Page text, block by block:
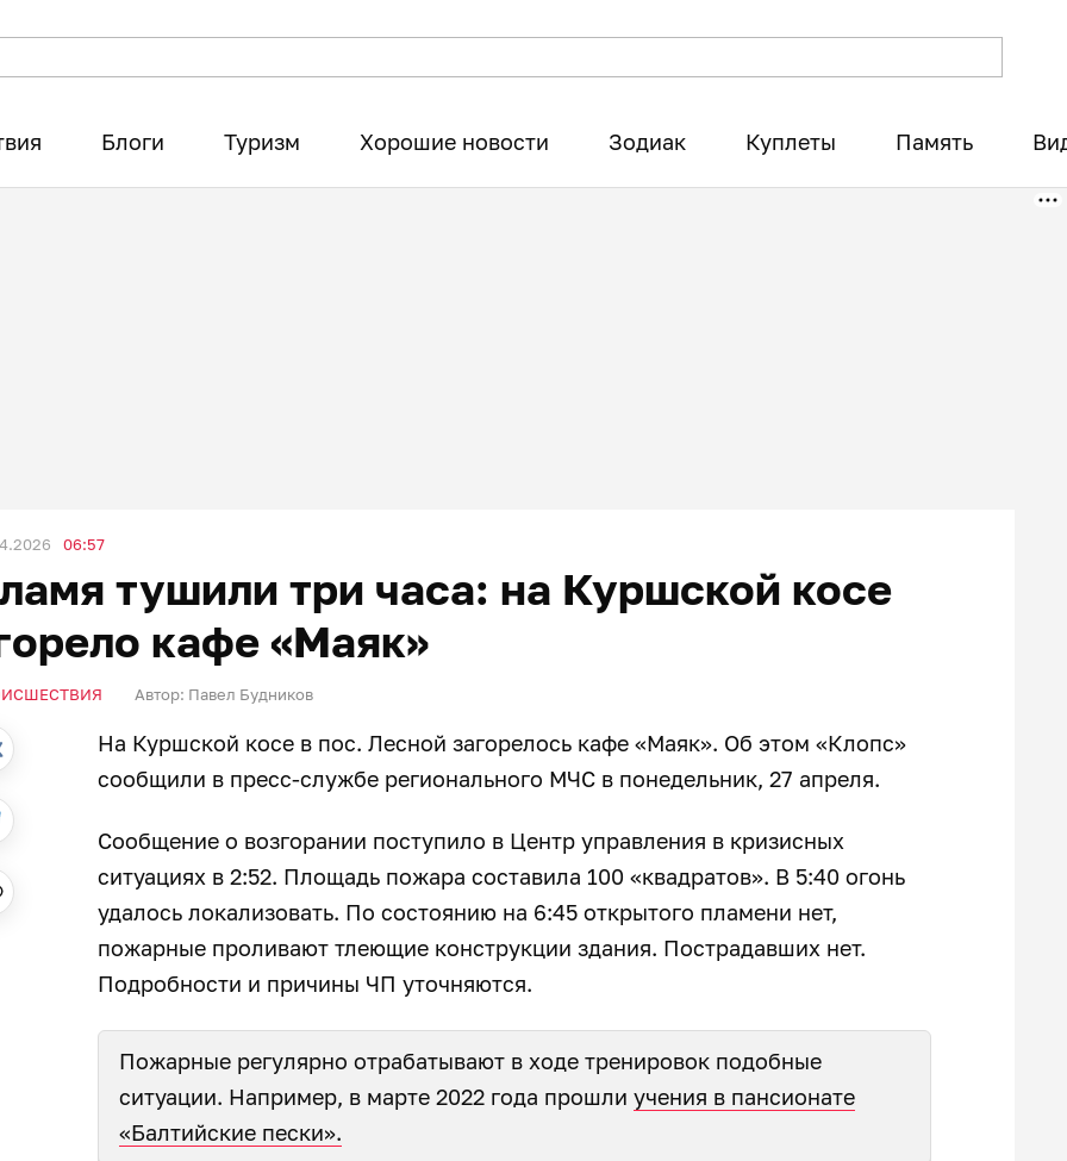
Блоги Туризм Хорошие новости Зодиак Куплеты Память
06:57
тушили три часа: на Куршской косе
кафе «Маяк»
Автор: Павел Будников
На Куршской косе в пос. Лесной загорелось кафе «Маяк». Об этом «Клопс»
сообщили в пресс-службе регионального МЧС в понедельник, 27 апреля.
Сообщение о возгорании поступило в Центр управления в кризисных
ситуациях в 2:52. Площадь пожара составила 100 «квадратов». В 5:40 огонь
удалось локализовать. По состоянию на 6:45 открытого пламени нет,
пожарные проливают тлеющие конструкции здания. Пострадавших нет.
Подробности и причины ЧП уточняются.
Пожарные регулярно отрабатывают в ходе тренировок подобные
ситуации. Например, в марте 2022 года прошли учения в пансионате
«Балтийские пески».